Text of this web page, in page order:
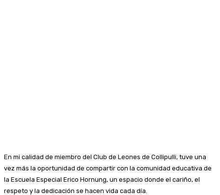
En mi calidad de miembro del Club de Leones de Collipulli, tuve una
vez más la oportunidad de compartir con la comunidad educativa de
la Escuela Especial Erico Hornung, un espacio donde el cariño, el
respeto y la dedicación se hacen vida cada día.